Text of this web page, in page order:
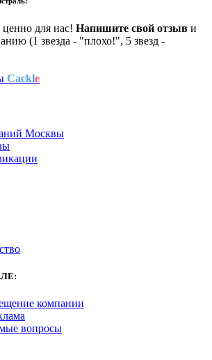
для нас! Напишите свой отзыв и
(1 звезда - "плохо!", 5 звезд -
Cackle
Москвы
компании
вопросы